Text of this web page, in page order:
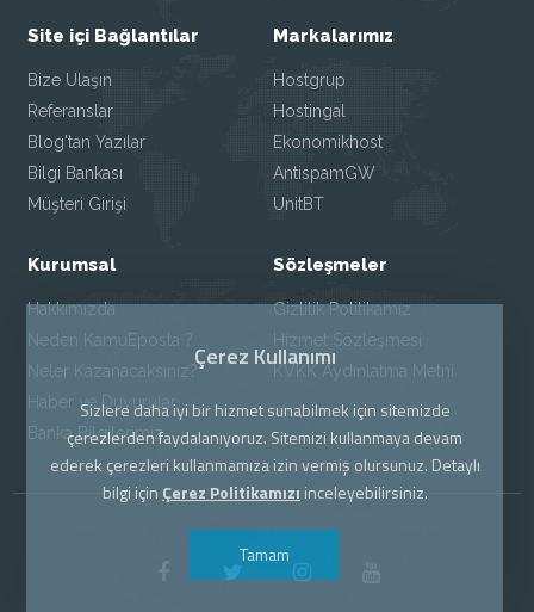
Site içi Bağlantılar
Bize Ulaşın
Referanslar
Blog'tan Yazılar
Bilgi Bankası
Müşteri Girişi
Markalarımız
Hostgrup
Hostingal
Ekonomikhost
AntispamGW
UnitBT
Kurumsal
Hakkımızda
Neden KamuEposta ?
Neler Kazanacaksınız?
Haber ve Duyurular
Banka Bilgilerimiz
Sözleşmeler
Gizlilik Politikamız
Hizmet Sözleşmesi
KVKK Aydınlatma Metni
Çerez Kullanımı
Sizlere daha iyi bir hizmet sunabilmek için sitemizde
çerezlerden faydalanıyoruz. Sitemizi kullanmaya devam
ederek çerezleri kullanmamıza izin vermiş olursunuz. Detaylı
bilgi için Çerez Politikamızı inceleyebilirsiniz.
Tamam